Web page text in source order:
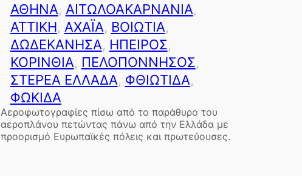
ΑΘΗΝΑ, ΑΙΤΩΛΟΑΚΑΡΝΑΝΙΑ
ΑΤΤΙΚΗ, ΑΧΑΪΑ, ΒΟΙΩΤΙΑ
ΔΩΔΕΚΑΝΗΣΑ, ΗΠΕΙΡΟΣ
ΚΟΡΙΝΘΙΑ, ΠΕΛΟΠΟΝΝΗΣΟΣ
ΣΤΕΡΕΑ ΕΛΛΑΔΑ, ΦΘΙΩΤΙΔΑ
ΦΩΚΙΔΑ
Αεροφωτογραφίες πίσω από το παράθυρο του
αεροπλάνου πετώντας πάνω από την Ελλάδα με
προορισμό Ευρωπαϊκές πόλεις και πρωτεύουσες.